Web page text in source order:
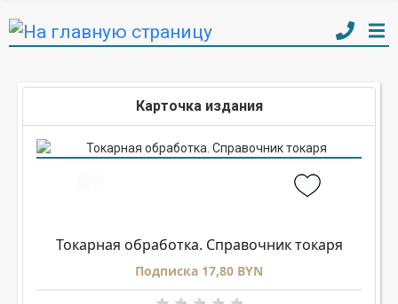
Карточка издания
Токарная обработка. Справочник токаря
Подписка 17,80 BYN